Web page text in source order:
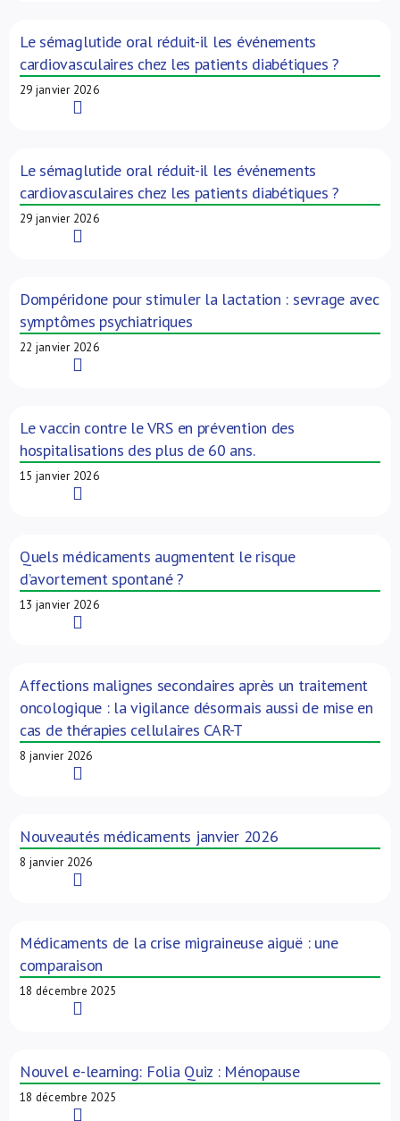
Le sémaglutide oral réduit-il les événements
cardiovasculaires chez les patients diabétiques ?
29 janvier 2026
Le sémaglutide oral réduit-il les événements
cardiovasculaires chez les patients diabétiques ?
29 janvier 2026
Dompéridone pour stimuler la lactation : sevrage avec
symptômes psychiatriques
22 janvier 2026
Le vaccin contre le VRS en prévention des
hospitalisations des plus de 60 ans.
15 janvier 2026
Quels médicaments augmentent le risque
d’avortement spontané ?
13 janvier 2026
Affections malignes secondaires après un traitement
oncologique : la vigilance désormais aussi de mise en
cas de thérapies cellulaires CAR-T
8 janvier 2026
Nouveautés médicaments janvier 2026
8 janvier 2026
Médicaments de la crise migraineuse aiguë : une
comparaison
18 décembre 2025
Nouvel e-learning: Folia Quiz : Ménopause
18 décembre 2025